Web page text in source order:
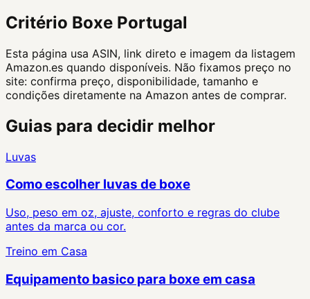
Critério Boxe Portugal
Esta página usa ASIN, link direto e imagem da listagem
Amazon.es quando disponíveis. Não fixamos preço no
site: confirma preço, disponibilidade, tamanho e
condições diretamente na Amazon antes de comprar.
Guias para decidir melhor
Luvas
Como escolher luvas de boxe
Uso, peso em oz, ajuste, conforto e regras do clube
antes da marca ou cor.
Treino em Casa
Equipamento basico para boxe em casa